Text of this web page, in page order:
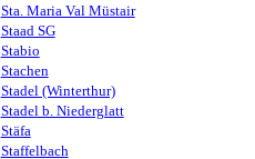
Sta. Maria Val Müstair
Staad SG
Stabio
Stachen
Stadel (Winterthur)
Stadel b. Niederglatt
Stäfa
Staffelbach